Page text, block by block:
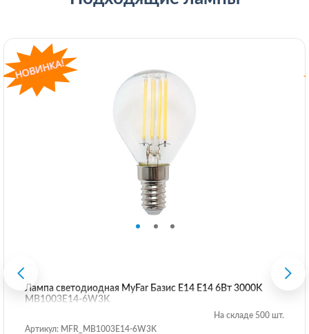
Лампа светодиодная MyFar Базис E14 E14 6Вт 3000K
MB1003E14-6W3K
На складе 500 шт.
Артикул: MFR_MB1003E14-6W3K